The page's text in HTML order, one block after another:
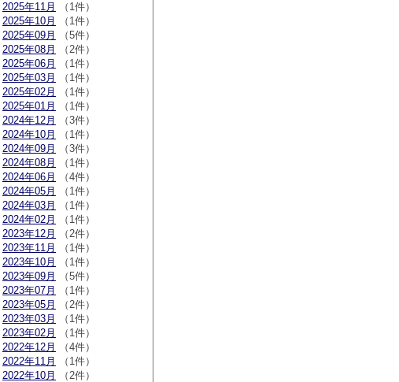
2025年11月
（1件）
2025年10月
（1件）
2025年09月
（5件）
2025年08月
（2件）
2025年06月
（1件）
2025年03月
（1件）
2025年02月
（1件）
2025年01月
（1件）
2024年12月
（3件）
2024年10月
（1件）
2024年09月
（3件）
2024年08月
（1件）
2024年06月
（4件）
2024年05月
（1件）
2024年03月
（1件）
2024年02月
（1件）
2023年12月
（2件）
2023年11月
（1件）
2023年10月
（1件）
2023年09月
（5件）
2023年07月
（1件）
2023年05月
（2件）
2023年03月
（1件）
2023年02月
（1件）
2022年12月
（4件）
2022年11月
（1件）
2022年10月
（2件）